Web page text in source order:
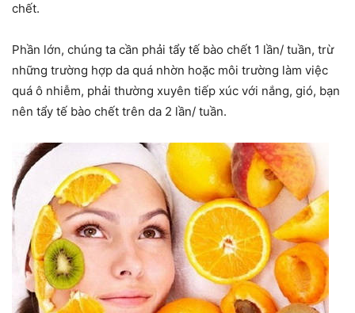
chết.
Phần lớn, chúng ta cần phải tẩy tế bào chết 1 lần/ tuần, trừ
những trường hợp da quá nhờn hoặc môi trường làm việc
quá ô nhiễm, phải thường xuyên tiếp xúc với nắng, gió, bạn
nên tẩy tế bào chết trên da 2 lần/ tuần.